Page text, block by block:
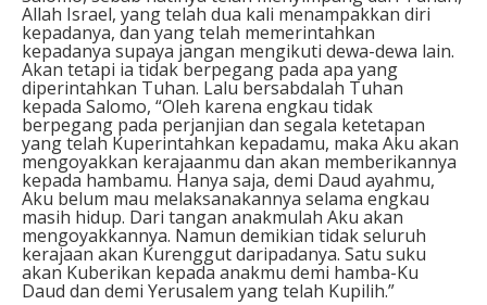
Allah Israel, yang telah dua kali menampakkan diri
kepadanya, dan yang telah memerintahkan
kepadanya supaya jangan mengikuti dewa-dewa lain.
Akan tetapi ia tidak berpegang pada apa yang
diperintahkan Tuhan. Lalu bersabdalah Tuhan
kepada Salomo, “Oleh karena engkau tidak
berpegang pada perjanjian dan segala ketetapan
yang telah Kuperintahkan kepadamu, maka Aku akan
mengoyakkan kerajaanmu dan akan memberikannya
kepada hambamu. Hanya saja, demi Daud ayahmu,
Aku belum mau melaksanakannya selama engkau
masih hidup. Dari tangan anakmulah Aku akan
mengoyakkannya. Namun demikian tidak seluruh
kerajaan akan Kurenggut daripadanya. Satu suku
akan Kuberikan kepada anakmu demi hamba-Ku
Daud dan demi Yerusalem yang telah Kupilih.”